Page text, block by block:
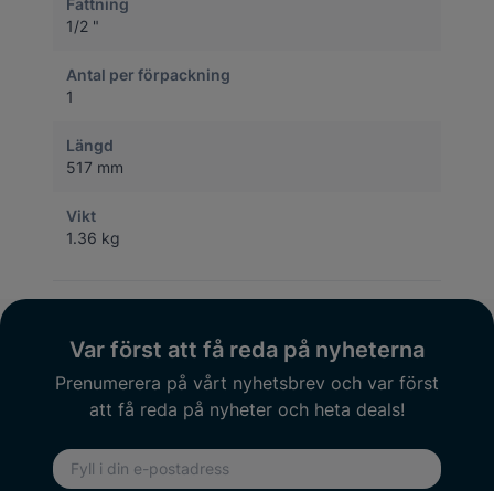
Fattning
1/2 "
Antal per förpackning
1
Längd
517 mm
Vikt
1.36 kg
Var först att få reda på nyheterna
Prenumerera på vårt nyhetsbrev och var först
att få reda på nyheter och heta deals!
E-postadress